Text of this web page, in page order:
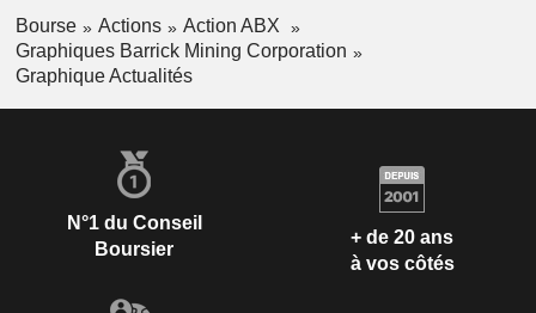
Bourse Actions
Action ABX
Graphiques Barrick Mining Corporation
Graphique Actualités
N°1 du Conseil
Boursier
+ de 20 ans
à vos côtés